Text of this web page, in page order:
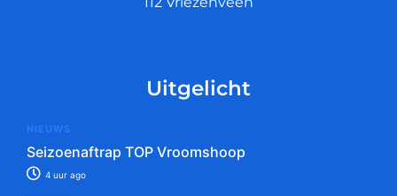
Uitgelicht
NIEUWS
Seizoenaftrap TOP Vroomshoop
4 uur ago